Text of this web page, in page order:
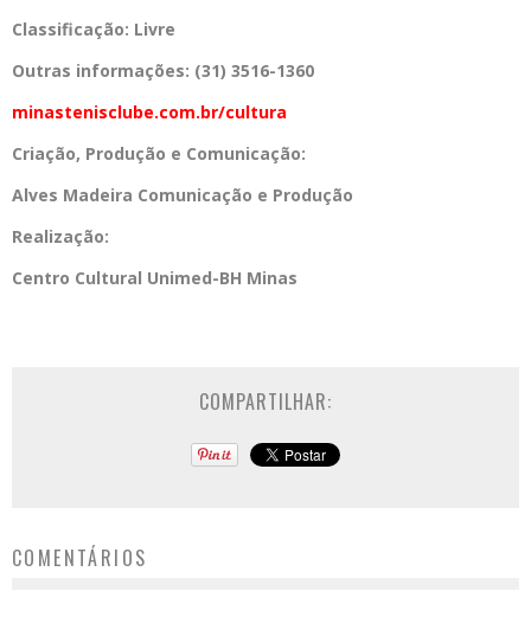
Classificação: Livre
Outras informações: (31) 3516-1360
minastenisclube.com.br/cultura
Criação, Produção e Comunicação:
Alves Madeira Comunicação e Produção
Realização:
Centro Cultural Unimed-BH Minas
COMPARTILHAR:
COMENTÁRIOS